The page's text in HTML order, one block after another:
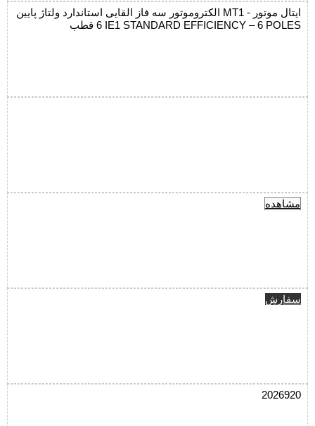
الکتروموتور سه فاز القایی استاندارد ولتاژ پایین MT1 ایتال موتور -
6 قطب IE1 STANDARD EFFICIENCY – 6 POLES
مشاهده
سفارش
2026920